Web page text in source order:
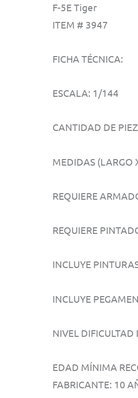
F-5E Tiger
ITEM # 3947
FICHA TÉCNICA:
ESCALA: 1/144
CANTIDAD DE
MEDIDAS (LARGO
REQUIERE
REQUIERE
INCLUYE
INCLUYE
NIVEL
EDAD MÍNIMA
FABRICANTE: 10